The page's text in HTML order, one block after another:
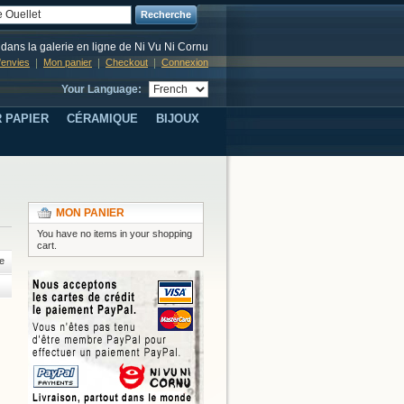
Recherche
la galerie en ligne de Ni Vu Ni Cornu
Mon panier Checkout Connexion
Your Language:
PAPIER CÉRAMIQUE BIJOUX
MON PANIER
You have no items in your shopping
cart.